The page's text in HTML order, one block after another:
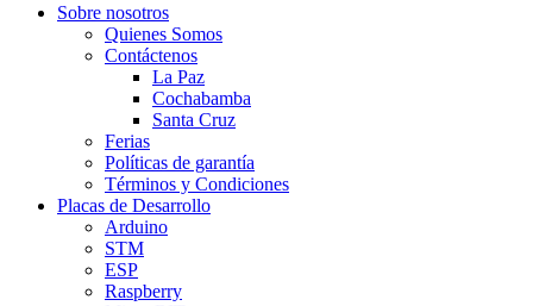
Sobre nosotros
Quienes Somos
Contáctenos
La Paz
Cochabamba
Santa Cruz
Ferias
Políticas de garantía
Términos y Condiciones
Placas de Desarrollo
Arduino
STM
ESP
Raspberry